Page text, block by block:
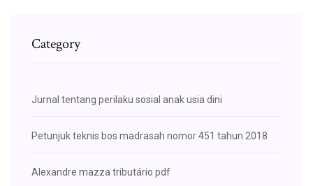
Category
Jurnal tentang perilaku sosial anak usia dini
Petunjuk teknis bos madrasah nomor 451 tahun 2018
Alexandre mazza tributário pdf